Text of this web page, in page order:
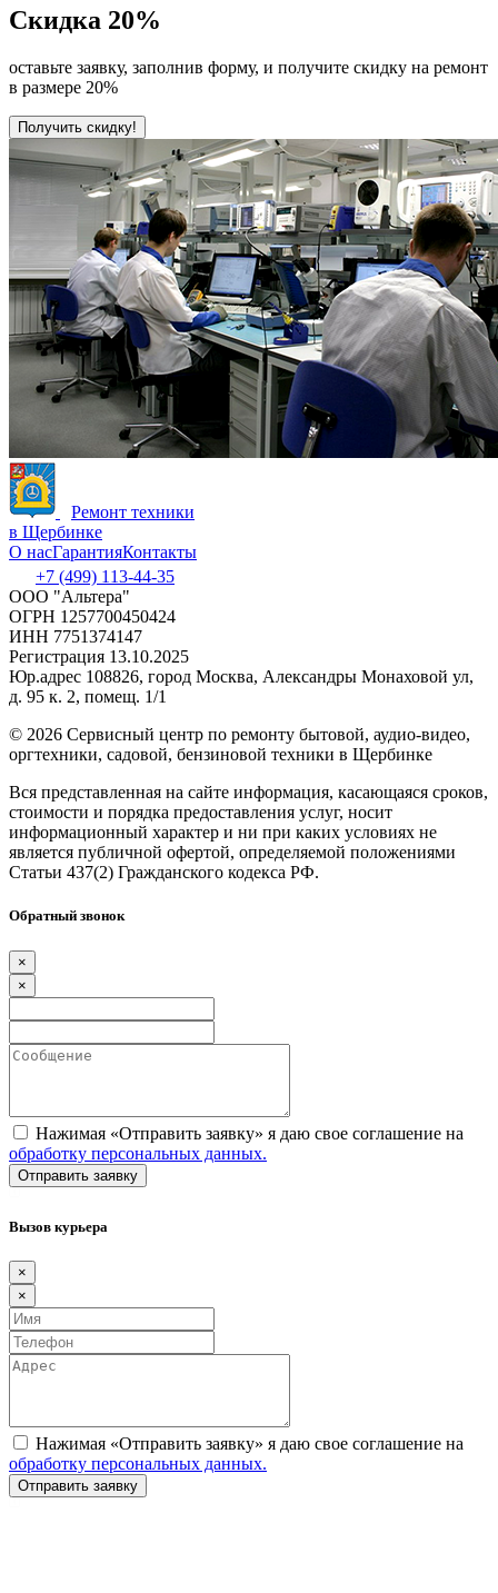
Скидка 20%
оставьте заявку, заполнив форму, и получите скидку на ремонт
в размере 20%
Получить скидку!
Ремонт техники
в Щербинке
О насГарантияКонтакты
+7 (499) 113-44-35
ООО "Альтера"
ОГРН 1257700450424
ИНН 7751374147
Регистрация 13.10.2025
Юр.адрес 108826, город Москва, Александры Монаховой ул,
д. 95 к. 2, помещ. 1/1
© 2026 Сервисный центр по ремонту бытовой, аудио-видео,
оргтехники, садовой, бензиновой техники в Щербинке
Вся представленная на сайте информация, касающаяся сроков,
стоимости и порядка предоставления услуг, носит
информационный характер и ни при каких условиях не
является публичной офертой, определяемой положениями
Статьи 437(2) Гражданского кодекса РФ.
Обратный звонок
×
×
Нажимая «Отправить заявку» я даю свое соглашение на
обработку персональных данных.
Вызов курьера
×
×
Нажимая «Отправить заявку» я даю свое соглашение на
обработку персональных данных.